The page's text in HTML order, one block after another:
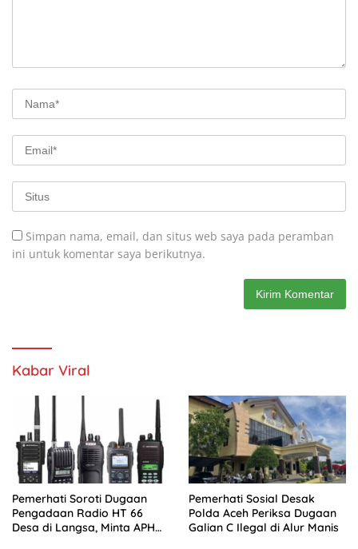
Simpan nama, email, dan situs web saya pada peramban
ini untuk komentar saya berikutnya.
Kabar Viral
Pemerhati Soroti Dugaan
Pengadaan Radio HT 66
Desa di Langsa, Minta APH
Pemerhati Sosial Desak
Polda Aceh Periksa Dugaan
Galian C Ilegal di Alur Manis